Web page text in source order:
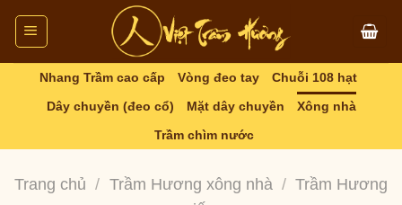
Skip
content
Nhang Trầm cao cấp Vòng đeo tay
Chuỗi 108 hạt
Dây chuyền (đeo cổ)
Mặt dây chuyền
Xông nhà
Trầm chìm nước
Trang chủ / Trầm Hương xông nhà / Trầm Hương